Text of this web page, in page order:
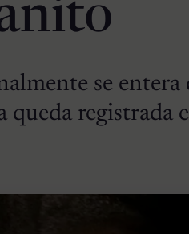
se
queda registrada